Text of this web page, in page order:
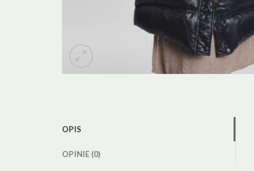
OPIS
OPINIE (0)